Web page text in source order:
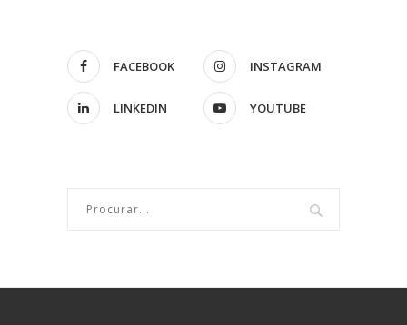
FACEBOOK INSTAGRAM
LINKEDIN YOUTUBE